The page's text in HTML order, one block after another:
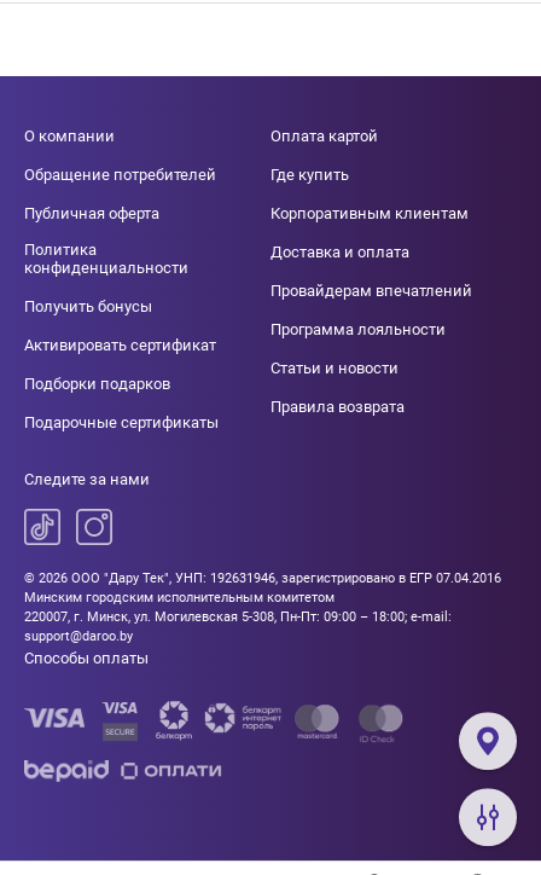
О компании
Обращение потребителей
Публичная оферта
Политика
конфиденциальности
Получить бонусы
Активировать сертификат
Подборки подарков
Подарочные сертификаты
Оплата картой
Где купить
Корпоративным клиентам
Доставка и оплата
Провайдерам впечатлений
Программа лояльности
Статьи и новости
Правила возврата
Следите за нами
© 2026 ООО "Дару Тек", УНП: 192631946, зарегистрировано в ЕГР 07.04.2016
Минским городским исполнительным комитетом
220007, г. Минск, ул. Могилевская 5-308, Пн-Пт: 09:00 – 18:00; e-mail:
support@daroo.by
Способы оплаты